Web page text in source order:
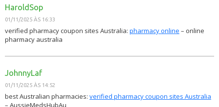
HaroldSop
01/11/2025 ÀS 16:33
verified pharmacy coupon sites Australia: pharmacy online – online
pharmacy australia
JohnnyLaf
01/11/2025 ÀS 14:52
best Australian pharmacies: verified pharmacy coupon sites Australia
– AussieMedsHubAu